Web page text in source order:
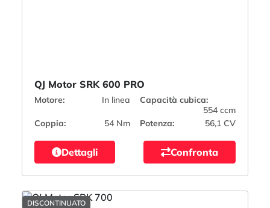
QJ Motor SRK 600 PRO
Motore: In linea
Capacità cubica:
554 ccm
Coppia:
54 Nm Potenza: 56,1 CV
Dettagli Confronta
DISCONTINUATO